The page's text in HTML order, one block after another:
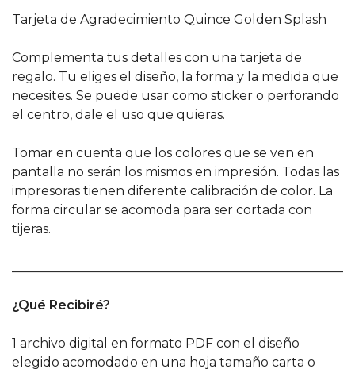
Tarjeta de Agradecimiento Quince Golden Splash
Complementa tus detalles con una tarjeta de
regalo. Tu eliges el diseño, la forma y la medida que
necesites. Se puede usar como sticker o perforando
el centro, dale el uso que quieras.
Tomar en cuenta que los colores que se ven en
pantalla no serán los mismos en impresión. Todas las
impresoras tienen diferente calibración de color. La
forma circular se acomoda para ser cortada con
tijeras.
¿Qué Recibiré?
1 archivo digital en formato PDF con el diseño
elegido acomodado en una hoja tamaño carta o